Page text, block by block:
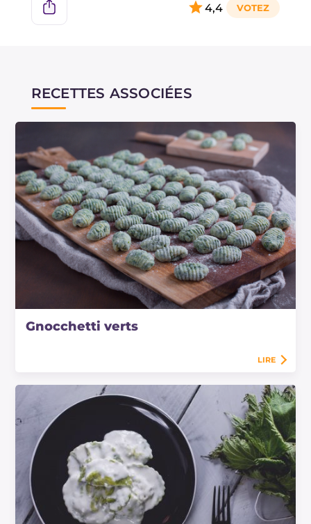
4,4
RECETTES ASSOCIÉES
Gnocchetti verts
LIRE